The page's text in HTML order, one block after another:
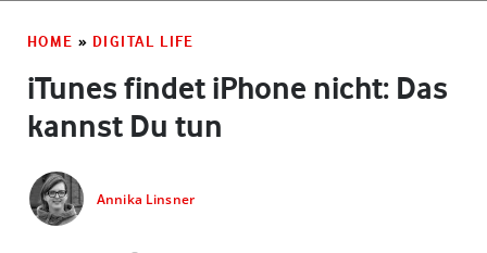
HOME » DIGITAL LIFE
iTunes findet iPhone nicht: Das
kannst Du tun
Annika Linsner